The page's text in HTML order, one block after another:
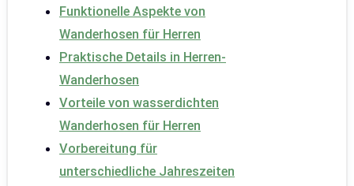
Funktionelle Aspekte von
Wanderhosen für Herren
Praktische Details in Herren-
Wanderhosen
Vorteile von wasserdichten
Wanderhosen für Herren
Vorbereitung für
unterschiedliche Jahreszeiten